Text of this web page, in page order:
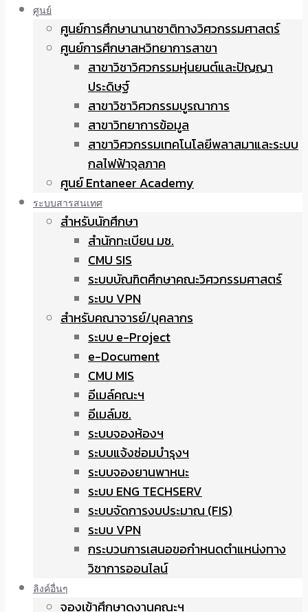
ศูนย์
ศูนย์การศึกษานานาชาติทางวิศวกรรมศาสตร์
ศูนย์การศึกษาสหวิทยาการสาขา
สาขาวิชาวิศวกรรมหุ่นยนต์และปัญญา
ประดิษฐ์
สาขาวิชาวิศวกรรมบูรณาการ
สาขาวิทยาการข้อมูล
สาขาวิศวกรรมเทคโนโลยีพลาสมาและระบบ
กลไฟฟ้าจุลภาค
ศูนย์ Entaneer Academy
ระบบสารสนเทศ
สำหรับนักศึกษา
สำนักทะเบียน มช.
CMU SIS
ระบบบัณฑิตศึกษาคณะวิศวกรรมศาสตร์
ระบบ VPN
สำหรับคณาจารย์/บุคลากร
ระบบ e-Project
e-Document
CMU MIS
อีเมล์คณะฯ
อีเมล์มช.
ระบบจองห้องฯ
ระบบแจ้งซ่อมบำรุงฯ
ระบบจองยานพาหนะ
ระบบ ENG TECHSERV
ระบบจัดการงบประมาณ (FIS)
ระบบ VPN
กระบวนการเสนอขอกำหนดตำแหน่งทาง
วิชาการออนไลน์
ลิงค์อื่นๆ
จองเข้าศึกษาดูงานคณะฯ